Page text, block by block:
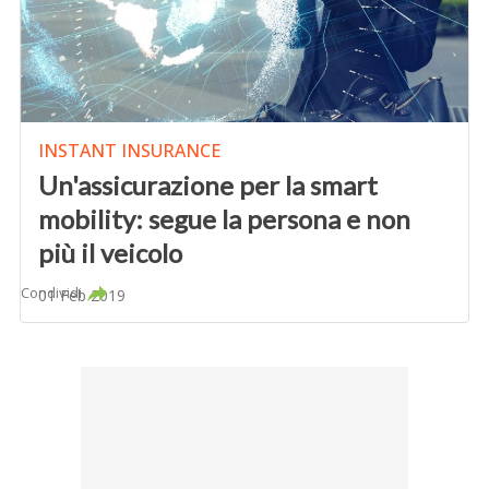
INSTANT INSURANCE
Un'assicurazione per la smart
mobility: segue la persona e non
più il veicolo
01 Feb 2019
Condividi